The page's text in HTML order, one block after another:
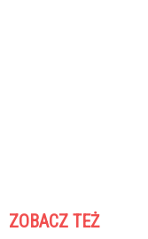
ZOBACZ TEŻ